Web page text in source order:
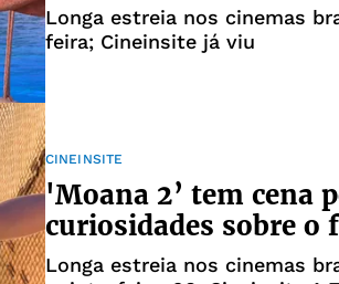
Longa estreia nos cinemas
feira; Cineinsite já viu
CINEINSITE
'Moana 2’ tem cena
curiosidades sobre o
Longa estreia nos cinemas